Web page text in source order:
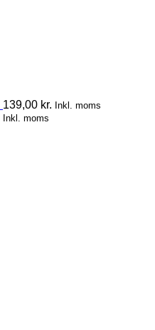
139,00 kr. Inkl. moms
Inkl. moms